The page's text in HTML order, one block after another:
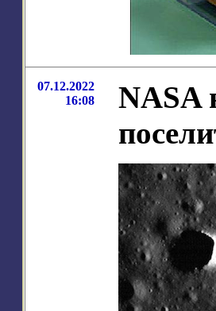
07.12.2022
16:08
NASA